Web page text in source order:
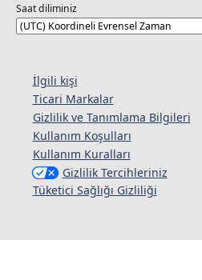
Saat diliminiz
İlgili kişi
Ticari Markalar
Gizlilik ve Tanımlama Bilgileri
Kullanım Koşulları
Kullanım Kuralları
Gizlilik Tercihleriniz
Tüketici Sağlığı Gizliliği